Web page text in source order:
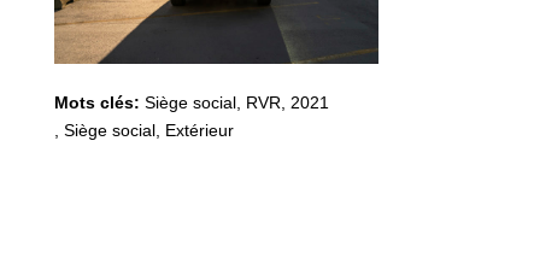
Mots clés: Siège social, RVR, 2021
, Siège social, Extérieur